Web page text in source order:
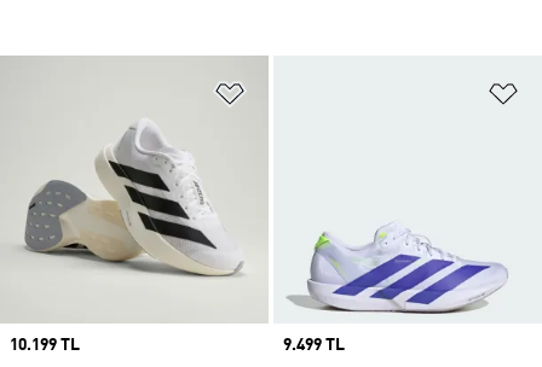
Price
10.199 TL
Price
9.499 TL